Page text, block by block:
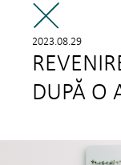
2023.08.29
DUPĂ O